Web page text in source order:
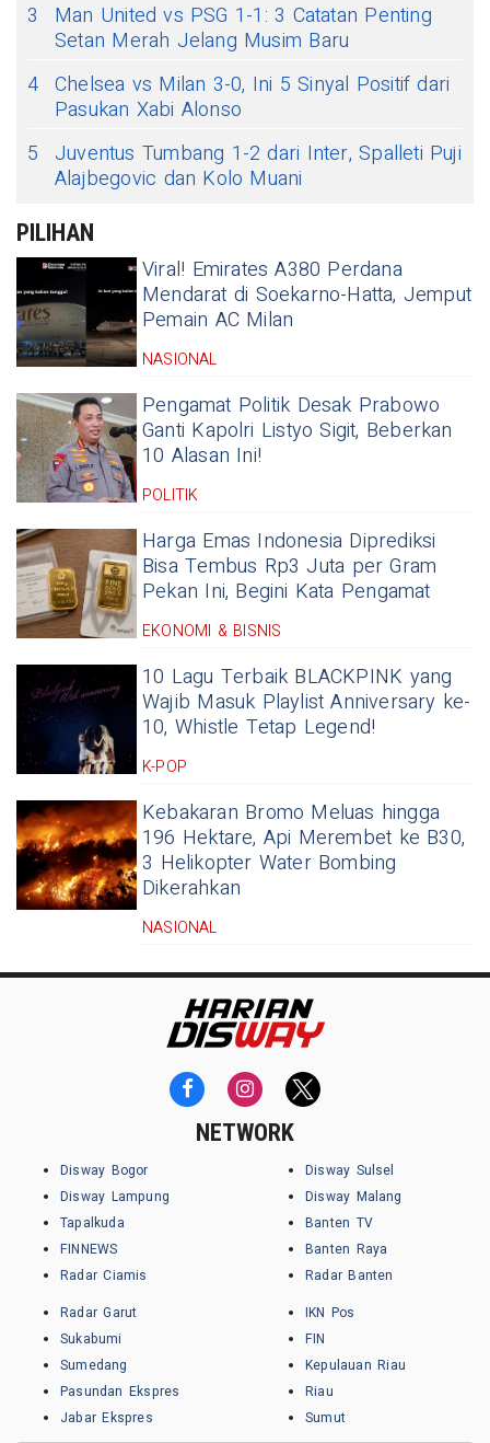
3
Man United vs PSG 1-1: 3 Catatan Penting
Setan Merah Jelang Musim Baru
4 Chelsea vs Milan 3-0, Ini 5 Sinyal Positif dari
Pasukan Xabi Alonso
5 Juventus Tumbang 1-2 dari Inter, Spalleti Puji
Alajbegovic dan Kolo Muani
PILIHAN
Viral! Emirates A380 Perdana
Mendarat di Soekarno-Hatta, Jemput
Pemain AC Milan
NASIONAL
Pengamat Politik Desak Prabowo
Ganti Kapolri Listyo Sigit, Beberkan
10 Alasan Ini!
POLITIK
Harga Emas Indonesia Diprediksi
Bisa Tembus Rp3 Juta per Gram
Pekan Ini, Begini Kata Pengamat
EKONOMI & BISNIS
10 Lagu Terbaik BLACKPINK yang
Wajib Masuk Playlist Anniversary ke-
10, Whistle Tetap Legend!
K-POP
Kebakaran Bromo Meluas hingga
196 Hektare, Api Merembet ke B30,
3 Helikopter Water Bombing
Dikerahkan
NASIONAL
NETWORK
Disway Bogor
Disway Lampung
Tapalkuda
FINNEWS
Radar Ciamis
Disway Sulsel
Disway Malang
Banten TV
Banten Raya
Radar Banten
Radar Garut
Sukabumi
Sumedang
Pasundan Ekspres
Jabar Ekspres
IKN Pos
FIN
Kepulauan Riau
Riau
Sumut